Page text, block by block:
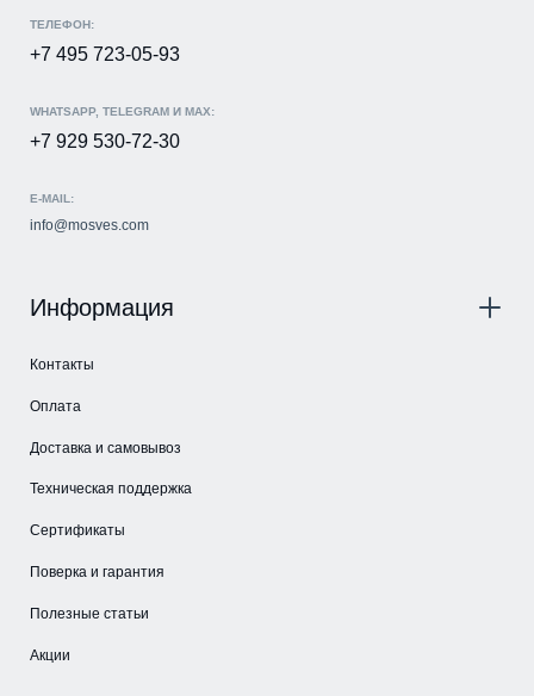
ТЕЛЕФОН:
+7 495 723-05-93
WHATSAPP, TELEGRAM И MAX:
+7 929 530-72-30
E-MAIL:
info@mosves.com
Информация
Контакты
Оплата
Доставка и самовывоз
Техническая поддержка
Сертификаты
Поверка и гарантия
Полезные статьи
Акции